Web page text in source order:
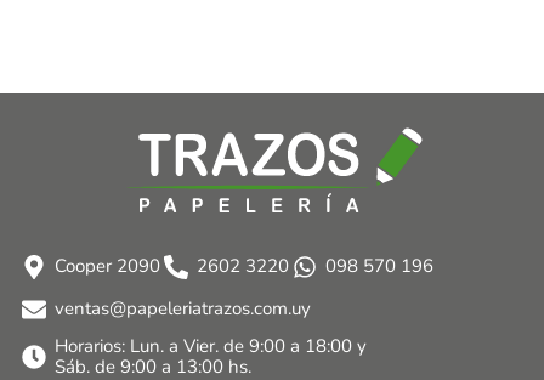
Cooper 2090 2602 3220
098 570 196
ventas@papeleriatrazos.com.uy
Horarios: Lun. a Vier. de 9:00 a 18:00 y
Sáb. de 9:00 a 13:00 hs.